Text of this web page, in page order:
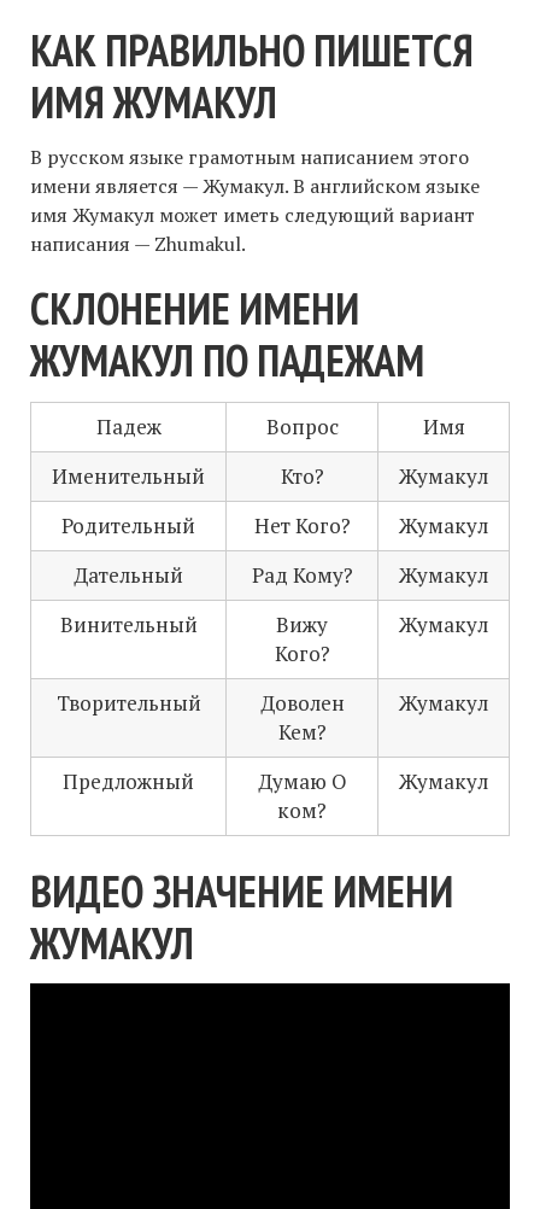
КАК ПРАВИЛЬНО ПИШЕТСЯ
ИМЯ ЖУМАКУЛ
В русском языке грамотным написанием этого
имени является — Жумакул. В английском языке
имя Жумакул может иметь следующий вариант
написания — Zhumakul.
СКЛОНЕНИЕ ИМЕНИ
ЖУМАКУЛ ПО ПАДЕЖАМ
Падеж Вопрос
Имя
Именительный
Кто?
Жумакул
Родительный
Нет Кого?
Жумакул
Дательный
Рад Кому?
Жумакул
Винительный
Вижу
Кого?
Жумакул
Творительный
Доволен
Кем?
Жумакул
Предложный
Думаю О
ком?
Жумакул
ВИДЕО ЗНАЧЕНИЕ ИМЕНИ
ЖУМАКУЛ